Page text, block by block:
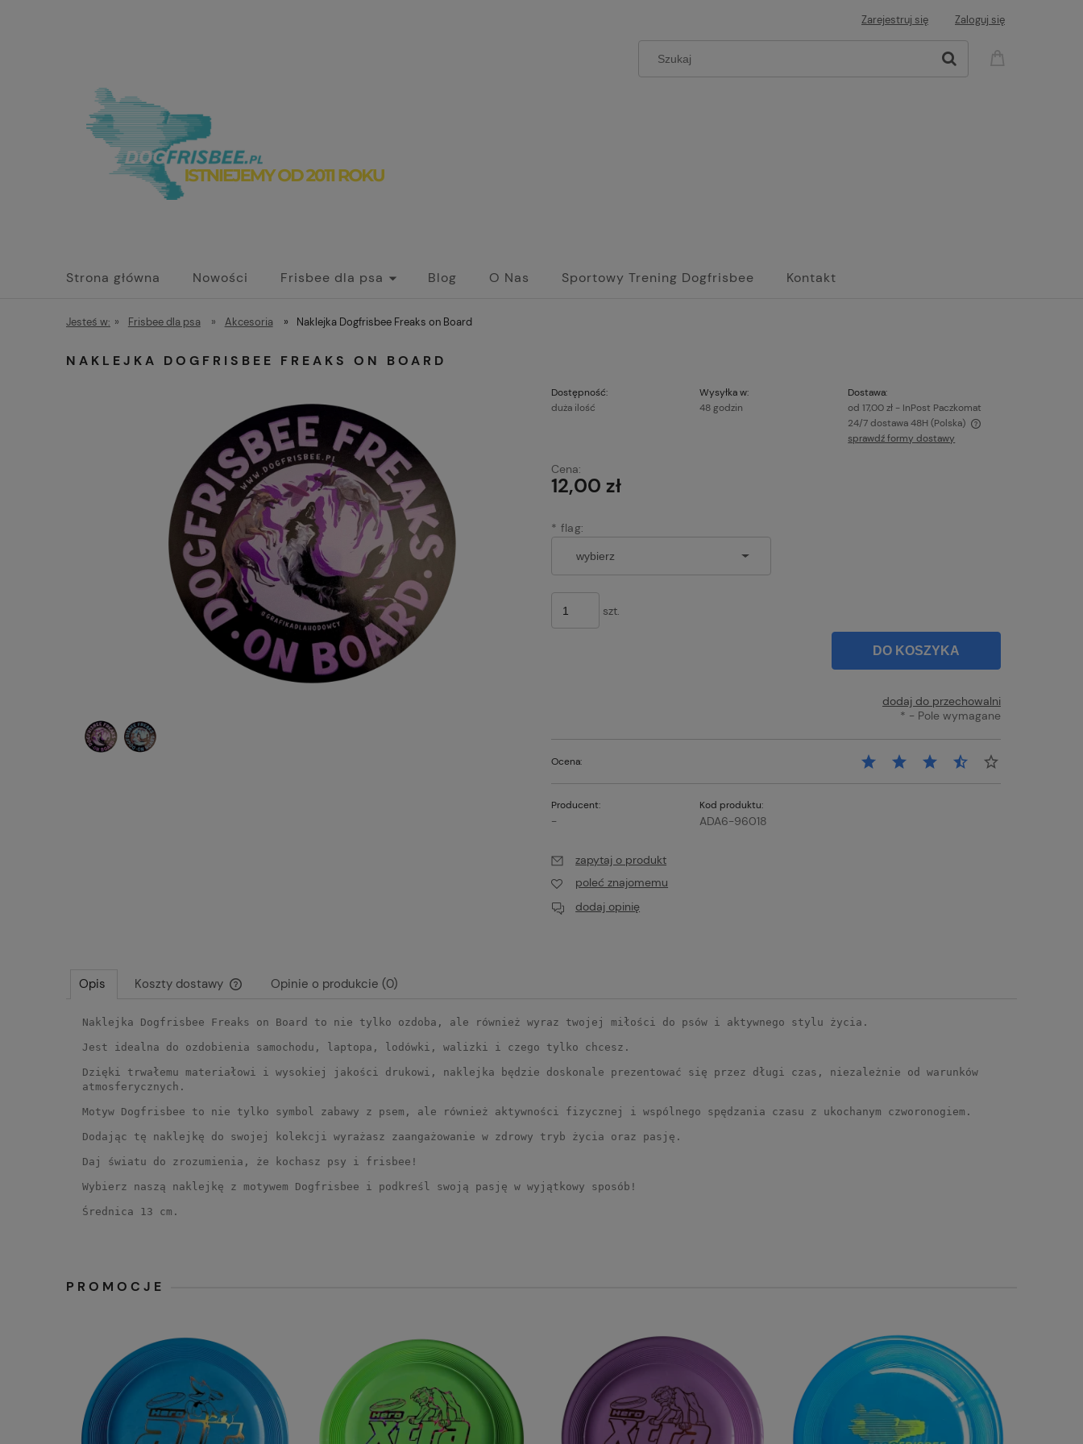
Zarejestruj się Zaloguj się
Strona główna Nowości Frisbee dla psa Blog O Nas Sportowy Trening Dogfrisbee Kontakt
Jesteś w: » Frisbee dla psa » Akcesoria » Naklejka Dogfrisbee Freaks on Board
NAKLEJKA DOGFRISBEE FREAKS ON BOARD
Dostępność:
duża ilość
Wysyłka w:
48 godzin
Dostawa:
od 17,00 zł - InPost Paczkomat
24/7 dostawa 48H (Polska)
sprawdź formy dostawy
Cena:
12,00 zł
* flag:
szt.
DO KOSZYKA
dodaj do przechowalni
* - Pole wymagane
Ocena:
Producent:
-
Kod produktu:
ADA6-96018
zapytaj o produkt
poleć znajomemu
dodaj opinię
Opis Koszty dostawy
Cena nie zawiera ewentualnych kosztów
płatności
Opinie o produkcie (0)
Naklejka Dogfrisbee Freaks on Board to nie tylko ozdoba, ale również wyraz twojej miłości do psów i aktywnego stylu życia.
Jest idealna do ozdobienia samochodu, laptopa, lodówki, walizki i czego tylko chcesz.
Dzięki trwałemu materiałowi i wysokiej jakości drukowi, naklejka będzie doskonale prezentować się przez długi czas, niezależnie od warunków
atmosferycznych.
Motyw Dogfrisbee to nie tylko symbol zabawy z psem, ale również aktywności fizycznej i wspólnego spędzania czasu z ukochanym czworonogiem.
Dodając tę naklejkę do swojej kolekcji wyrażasz zaangażowanie w zdrowy tryb życia oraz pasję.
Daj światu do zrozumienia, że kochasz psy i frisbee!
Wybierz naszą naklejkę z motywem Dogfrisbee i podkreśl swoją pasję w wyjątkowy sposób!
Średnica 13 cm.
PROMOCJE